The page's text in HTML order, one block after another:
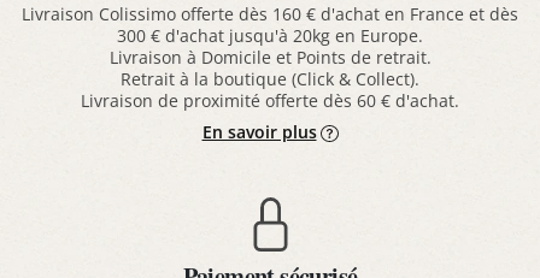
Livraison Colissimo offerte dès 160 € d'achat en France et dès
300 € d'achat jusqu'à 20kg en Europe.
Livraison à Domicile et Points de retrait.
Retrait à la boutique (Click & Collect).
Livraison de proximité offerte dès 60 € d'achat.
En savoir plus